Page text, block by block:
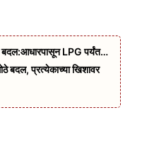
LPG पर्यंत…
बदल, प्रत्येकाच्या खिशावर